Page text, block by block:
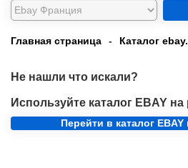
Главная страница - Каталог
Не нашли что искали?
Используйте каталог EBAY
Перейти в каталог EBAY